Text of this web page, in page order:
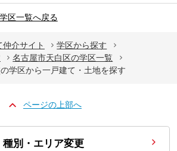
区一覧へ戻る
介サイト
学区から探す
名古屋市天白区の学区一覧
学区から一戸建て・土地を探す
ページの上部へ
種別・エリア変更